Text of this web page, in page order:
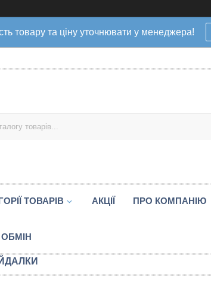
товару та ціну уточнювати у менеджера!
ТОВАРІВ АКЦІЇ ПРО КОМПАНІЮ